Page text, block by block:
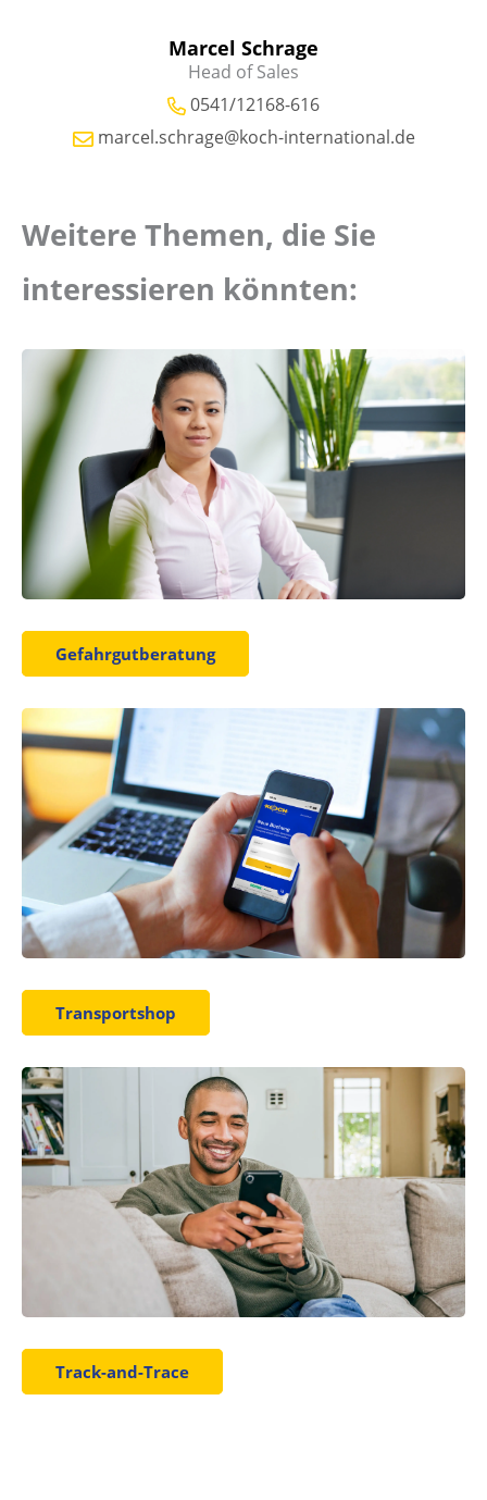
Marcel Schrage
Head of Sales
0541/12168-616
marcel.schrage@koch-international.de
Weitere Themen, die Sie
interessieren könnten:
Gefahrgutberatung
Transportshop
Track-and-Trace